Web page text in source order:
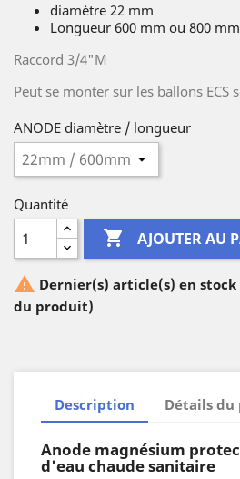
diamètre 22 mm
Longueur 600 mm ou 800 mm
Raccord 3/4"M
Peut se monter sur les ballons ECS
ANODE diamètre / longueur
Quantité
 AJOUTER AU
 Dernier(s) article(s) en
du produit)
Description Détails
Anode magnésium
d'eau chaude sanitaire